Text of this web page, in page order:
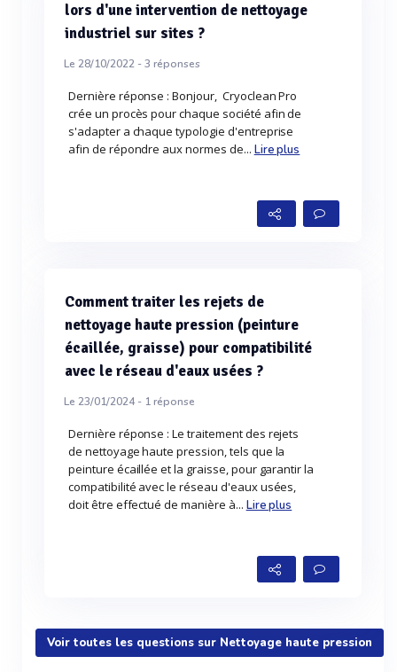
lors d'une intervention de nettoyage
industriel sur sites ?
Le 28/10/2022 -3 réponses
Dernière réponse : Bonjour, Cryoclean Pro
crée un procès pour chaque société afin de
s'adapter a chaque typologie d'entreprise
afin de répondre aux normes de... Lire plus
Comment traiter les rejets de
nettoyage haute pression (peinture
écaillée, graisse) pour compatibilité
avec le réseau d'eaux usées ?
Le 23/01/2024 - 1réponse
Dernière réponse : Le traitement des rejets
de nettoyage haute pression, tels que la
peinture écaillée et la graisse, pour garantir la
compatibilité avec le réseau d'eaux usées,
doit être effectué de manière à... Lire plus
Voir toutes les questions sur Nettoyage haute pression